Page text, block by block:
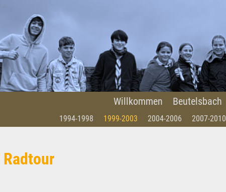
Willkommen Beutelsbach
1994-1998 1999-2003 2004-2006 2007-2010
Radtour